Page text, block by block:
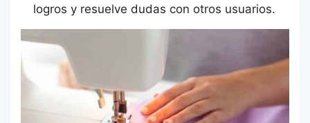
logros y resuelve dudas con otros usuarios.